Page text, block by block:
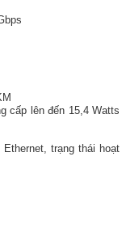
cấp lên đến 15,4 Watts
trạng thái hoạt